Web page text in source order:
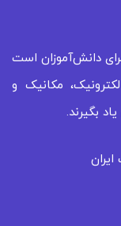
دانش‌آموزان است
مکانیک و
یاد بگیرند.